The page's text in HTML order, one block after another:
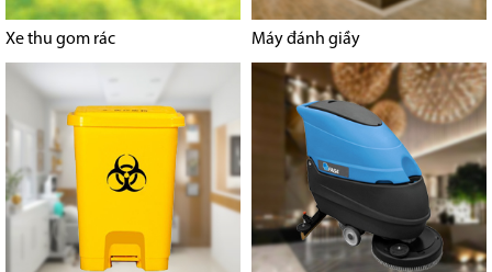
Xe thu gom rác Máy đánh giầy